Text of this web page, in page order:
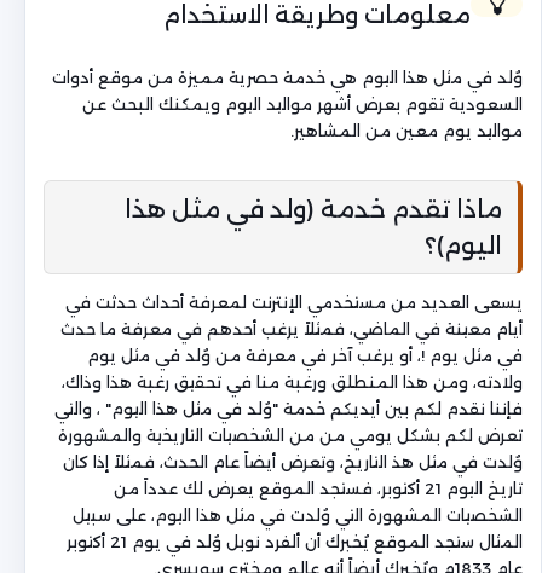
معلومات وطريقة الاستخدام
وُلد في مثل هذا اليوم هي خدمة حصرية مميزة من موقع أدوات
السعودية تقوم بعرض أشهر مواليد اليوم ويمكنك البحث عن
مواليد يوم معين من المشاهير.
ماذا تقدم خدمة (ولد في مثل هذا
اليوم)؟
يسعى العديد من مستخدمي الإنترنت لمعرفة أحداث حدثت في
أيام معينة في الماضي، فمثلاً يرغب أحدهم في معرفة ما حدث
في مثل يوم !، أو يرغب آخر في معرفة من وُلد في مثل يوم
ولادته، ومن هذا المنطلق ورغبة منا في تحقيق رغبة هذا وذاك،
فإننا نقدم لكم بين أيديكم خدمة "وُلد في مثل هذا اليوم" ، والتي
تعرض لكم بشكل يومي من من الشخصيات التاريخية والمشهورة
وُلدت في مثل هذ التاريخ، وتعرض أيضاً عام الحدث، فمثلاً إذا كان
تاريخ اليوم 21 أكتوبر، فستجد الموقع يعرض لك عدداً من
الشخصيات المشهورة التي وُلدت في مثل هذا اليوم، على سبيل
المثال ستجد الموقع يُخبرك أن ألفرد نوبل وُلد في يوم 21 أكتوبر
عام 1833م ويُخبرك أيضاً أنه عالم ومخترع سويسري.